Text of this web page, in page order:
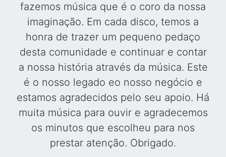
fazemos música que é o coro da nossa
imaginação. Em cada disco, temos a
honra de trazer um pequeno pedaço
desta comunidade e continuar e contar
a nossa história através da música. Este
é o nosso legado eo nosso negócio e
estamos agradecidos pelo seu apoio. Há
muita música para ouvir e agradecemos
os minutos que escolheu para nos
prestar atenção. Obrigado.